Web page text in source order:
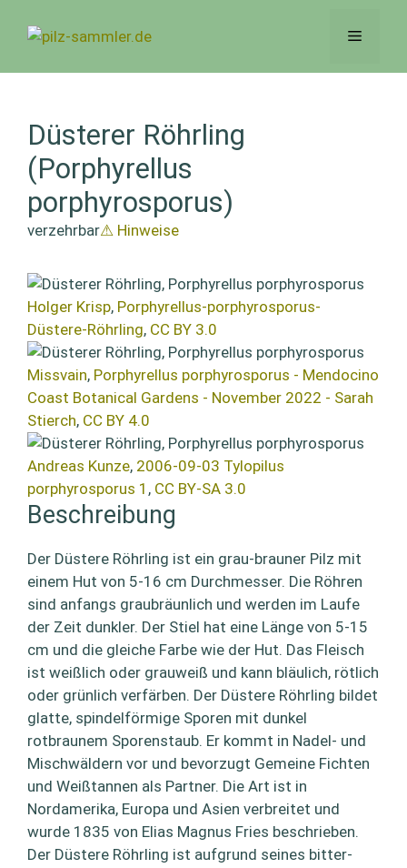
Inhalt
Menü
Düsterer Röhrling
(Porphyrellus
porphyrosporus)
verzehrbar⚠ Hinweise
Holger Krisp, Porphyrellus-porphyrosporus-
Düstere-Röhrling, CC BY 3.0
Missvain, Porphyrellus porphyrosporus - Mendocino
Coast Botanical Gardens - November 2022 - Sarah
Stierch, CC BY 4.0
Andreas Kunze, 2006-09-03 Tylopilus
porphyrosporus 1 , CC BY-SA 3.0
Beschreibung
Der Düstere Röhrling ist ein grau-brauner Pilz mit
einem Hut von 5-16 cm Durchmesser. Die Röhren
sind anfangs graubräunlich und werden im Laufe
der Zeit dunkler. Der Stiel hat eine Länge von 5-15
cm und die gleiche Farbe wie der Hut. Das Fleisch
ist weißlich oder grauweiß und kann bläulich, rötlich
oder grünlich verfärben. Der Düstere Röhrling bildet
glatte, spindelförmige Sporen mit dunkel
rotbraunem Sporenstaub. Er kommt in Nadel- und
Mischwäldern vor und bevorzugt Gemeine Fichten
und Weißtannen als Partner. Die Art ist in
Nordamerika, Europa und Asien verbreitet und
wurde 1835 von Elias Magnus Fries beschrieben.
Der Düstere Röhrling ist aufgrund seines bitter-